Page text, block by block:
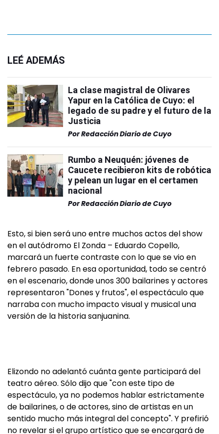
LEÉ ADEMÁS
La clase magistral de Olivares
Yapur en la Católica de Cuyo: el
legado de su padre y el futuro de la
Justicia
PorRedacción Diario de Cuyo
Rumbo a Neuquén: jóvenes de
Caucete recibieron kits de robótica
y pelean un lugar en el certamen
nacional
PorRedacción Diario de Cuyo
Esto, si bien será uno entre muchos actos del show
en el autódromo El Zonda – Eduardo Copello,
marcará un fuerte contraste con lo que se vio en
febrero pasado. En esa oportunidad, todo se centró
en el escenario, donde unos 300 bailarines y actores
representaron "Dones y frutos", el espectáculo que
narraba con mucho impacto visual y musical una
versión de la historia sanjuanina.
Elizondo no adelantó cuánta gente participará del
teatro aéreo. Sólo dijo que "con este tipo de
espectáculo, ya no podemos hablar estrictamente
de bailarines, o de actores, sino de artistas en un
sentido mucho más integral del concepto". Y prefirió
no revelar si el grupo artístico que se encargará de